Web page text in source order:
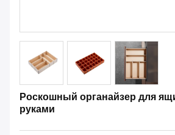
Роскошный органайзер для
руками